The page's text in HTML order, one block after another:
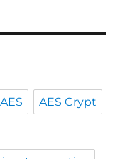
AES AES Crypt